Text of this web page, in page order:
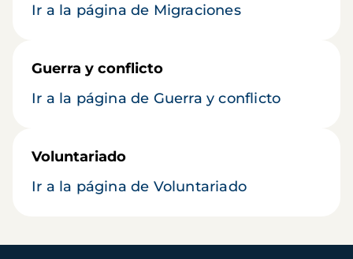
Ir a la página de Migraciones
Guerra y conflicto
Ir a la página de Guerra y conflicto
Voluntariado
Ir a la página de Voluntariado